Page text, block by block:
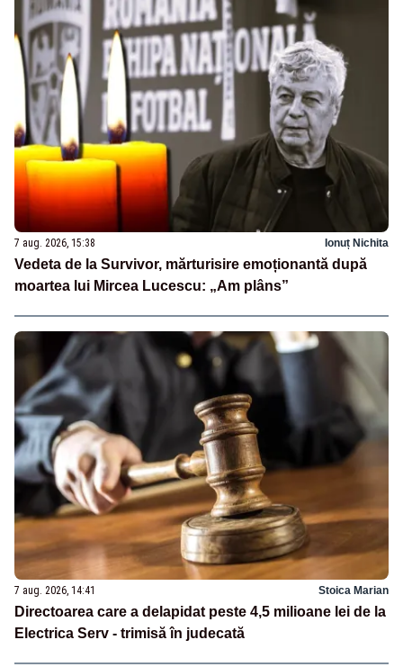
7 aug. 2026, 15:38 Ionuț Nichita
Vedeta de la Survivor, mărturisire emoționantă după
moartea lui Mircea Lucescu: „Am plâns”
7 aug. 2026, 14:41 Stoica Marian
Directoarea care a delapidat peste 4,5 milioane lei de la
Electrica Serv - trimisă în judecată